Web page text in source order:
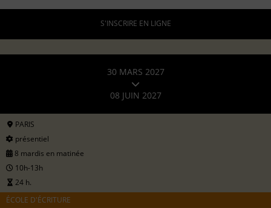
S'INSCRIRE EN LIGNE
30 MARS 2027
08 JUIN 2027
PARIS
présentiel
8 mardis en matinée
10h-13h
24 h.
ÉCOLE D'ÉCRITURE